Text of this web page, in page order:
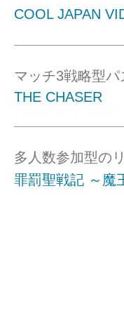
COOL JAPAN
マッチ3戦略型パ
THE CHASER
多人数参加型の
罪罰聖戦記 ～魔